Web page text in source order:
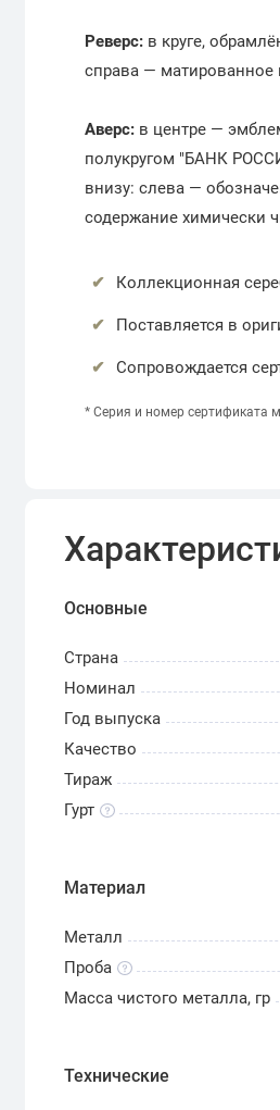
Реверс:в круге,
справа — матированное
Аверс:в центре —
полукругом "БАНК
внизу: слева —
содержание химически
Коллекционная
Поставляется в
Сопровождается
* Серия и номер сертификата
Основные
Страна
Номинал
Год выпуска
Качество
Тираж
Гурт
Материал
Металл
Проба
Масса чистого металла, гр
Технические